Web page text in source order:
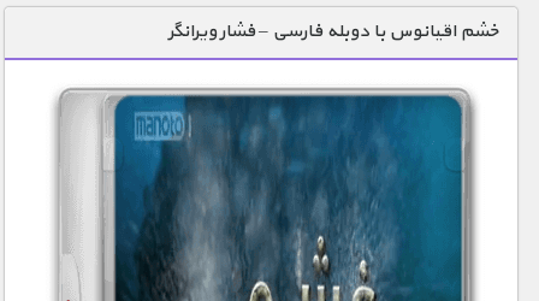
دنیای خوراکی ها
زمین شناسی / محیط زیست
سازه/ معماری/ مهندسی
سرگرمی
شناخت کودکان
خشم اقیانوس با دوبله فارسی – فشار ویرانگر